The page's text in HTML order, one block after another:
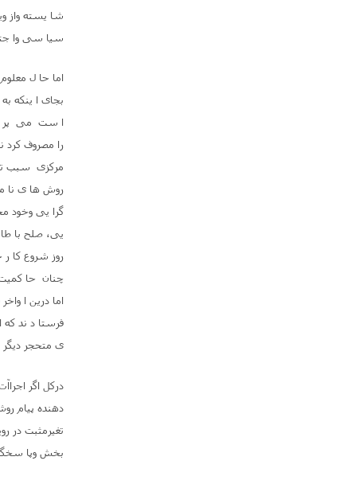
شا یسته واز
سیا سی وا
اما حا ل
بجای ا ینکه
ا ست می پر
را مصروف کرد
مرکزی سبب
روش ها ی نا
گرا یی وخود
یی، صلح با
روز شروع کا
چنان حا
اما درین ا
فرستا د ند که
ی متحجر
درکل اگر
دهنده پیام
تغیرمثبت در
بخش وپا